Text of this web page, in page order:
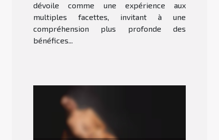
dévoile comme une expérience aux
multiples facettes, invitant à une
compréhension plus profonde des
bénéfices...